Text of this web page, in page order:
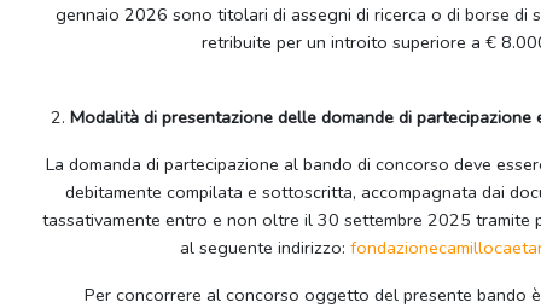
gennaio 2026 sono titolari di assegni di ricerca o di borse di
retribuite per un introito superiore a €
2. Modalità di presentazione delle domande di partecipazione
La domanda di partecipazione al bando di concorso deve
debitamente compilata e sottoscritta, accompagnata dai
tassativamente entro e non oltre il 30 settembre 2025 tramite
al seguente indirizzo:
Per concorrere al concorso oggetto del presente bando